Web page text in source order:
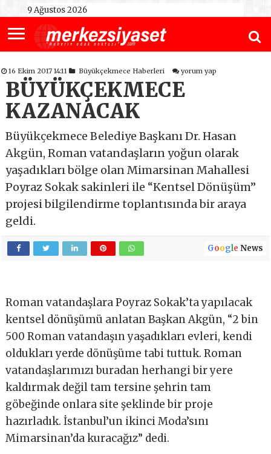
9 Ağustos 2026
16 Ekim 2017 14:11 Büyükçekmece Haberleri yorum yap
BÜYÜKÇEKMECE
KAZANACAK
Büyükçekmece Belediye Başkanı Dr. Hasan
Akgün, Roman vatandaşların yoğun olarak
yaşadıkları bölge olan Mimarsinan Mahallesi
Poyraz Sokak sakinleri ile “Kentsel Dönüşüm”
projesi bilgilendirme toplantısında bir araya
geldi.
Google News
Roman vatandaşlara Poyraz Sokak’ta yapılacak
kentsel dönüşümü anlatan Başkan Akgün, “2 bin
500 Roman vatandaşın yaşadıkları evleri, kendi
oldukları yerde dönüşüme tabi tuttuk. Roman
vatandaşlarımızı buradan herhangi bir yere
kaldırmak değil tam tersine şehrin tam
göbeğinde onlara site şeklinde bir proje
hazırladık. İstanbul’un ikinci Moda’sını
Mimarsinan’da kuracağız” dedi.